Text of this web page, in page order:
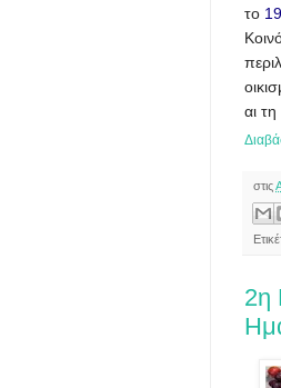
το
αι τη
στις
2η